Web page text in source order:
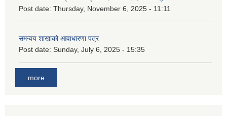
Post date: Thursday, November 6, 2025 - 11:11
समन्वय शाखाको आवाधारणा पत्र
Post date: Sunday, July 6, 2025 - 15:35
more